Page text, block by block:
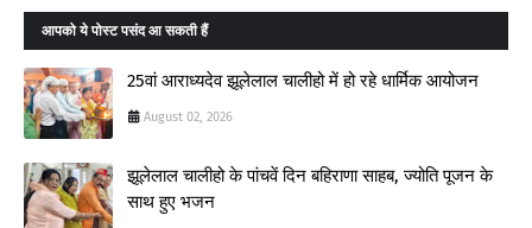
आपको ये पोस्ट पसंद आ सकती हैं
25वां आराध्यदेव झूलेलाल चालीहो में हो रहे धार्मिक आयोजन
August 02, 2026
झूलेलाल चालीहो के पांचवें दिन बहिराणा साहब, ज्योति पूजन के
साथ हुए भजन